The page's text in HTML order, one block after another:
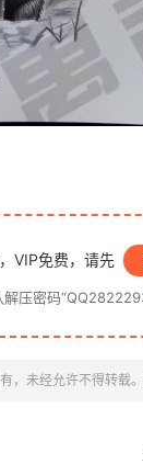
VIP免费，请先
压密码
，未经允许不得转载。